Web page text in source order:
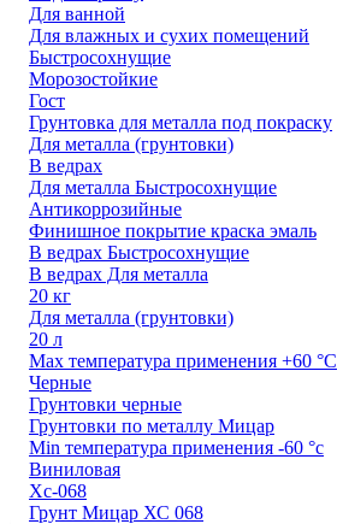
Для ванной
Для влажных и сухих помещений
Быстросохнущие
Морозостойкие
Гост
Грунтовка для металла под покраску
Для металла (грунтовки)
В ведрах
Для металла Быстросохнущие
Антикоррозийные
Финишное покрытие краска эмаль
В ведрах Быстросохнущие
В ведрах Для металла
20 кг
Для металла (грунтовки)
20 л
Max температура применения +60 °С
Черные
Грунтовки чeрные
Грунтовки по металлу Мицар
Min температура применения -60 °с
Виниловая
Хс-068
Грунт Мицар ХС 068